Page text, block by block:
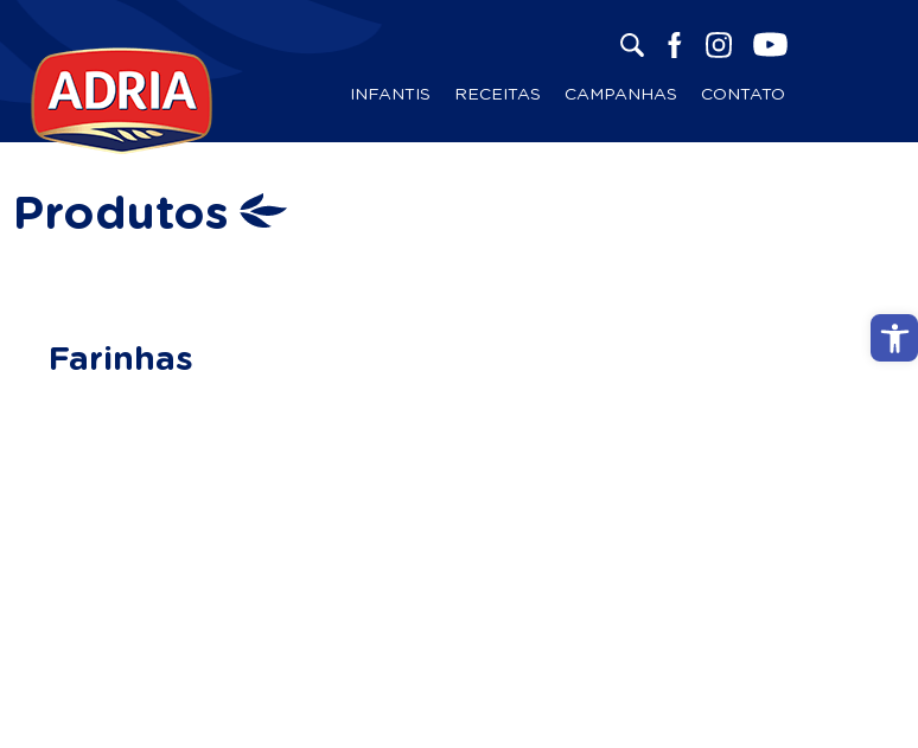
INFANTIS RECEITAS CAMPANHAS CONTATO
Produtos
Farinhas